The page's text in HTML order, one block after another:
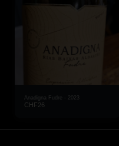
Anadigna Fudre - 2023
CHF26